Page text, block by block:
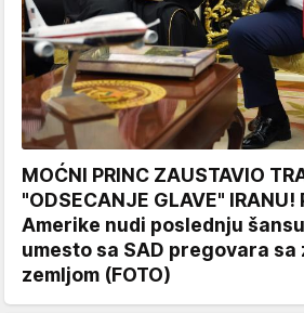
MOĆNI PRINC ZAUSTAVIO
"ODSECANJE GLAVE"
Amerike nudi poslednju
umesto sa SAD pregovara sa
zemljom (FOTO)